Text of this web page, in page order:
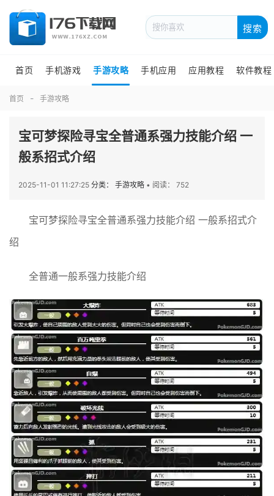
搜索
首页 手机游戏 手游攻略 手机应用 应用教程 软件教程
首页 手游攻略
宝可梦探险寻宝全普通系强力技能介绍 一
般系招式介绍
2025-11-01 11:27:25 分类： 手游攻略 • 阅读： 752
宝可梦探险寻宝全普通系强力技能介绍 一般系招式介
绍
全普通一般系强力技能介绍